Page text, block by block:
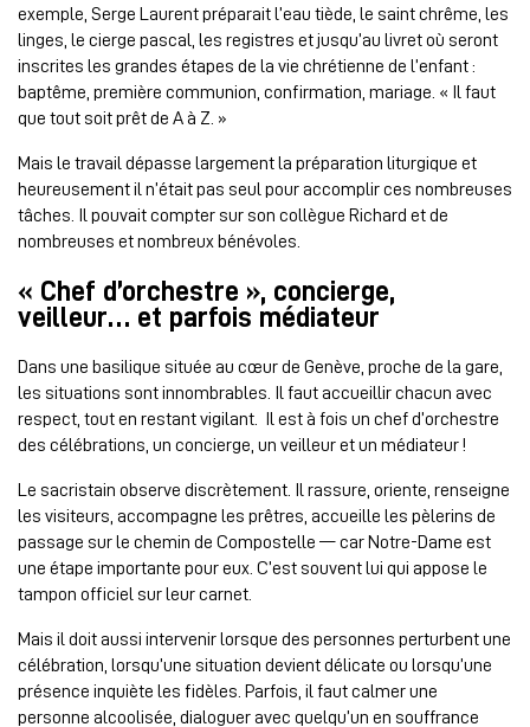
exemple, Serge Laurent préparait l’eau tiède, le saint chrême, les
linges, le cierge pascal, les registres et jusqu’au livret où seront
inscrites les grandes étapes de la vie chrétienne de l’enfant :
baptême, première communion, confirmation, mariage. « Il faut
que tout soit prêt de A à Z. »
Mais le travail dépasse largement la préparation liturgique et
heureusement il n’était pas seul pour accomplir ces nombreuses
tâches. Il pouvait compter sur son collègue Richard et de
nombreuses et nombreux bénévoles.
« Chef d’orchestre », concierge,
veilleur… et parfois médiateur
Dans une basilique située au cœur de Genève, proche de la gare,
les situations sont innombrables. Il faut accueillir chacun avec
respect, tout en restant vigilant. Il est à fois un chef d’orchestre
des célébrations, un concierge, un veilleur et un médiateur !
Le sacristain observe discrètement. Il rassure, oriente, renseigne
les visiteurs, accompagne les prêtres, accueille les pèlerins de
passage sur le chemin de Compostelle — car Notre-Dame est
une étape importante pour eux. C’est souvent lui qui appose le
tampon officiel sur leur carnet.
Mais il doit aussi intervenir lorsque des personnes perturbent une
célébration, lorsqu’une situation devient délicate ou lorsqu’une
présence inquiète les fidèles. Parfois, il faut calmer une
personne alcoolisée, dialoguer avec quelqu’un en souffrance